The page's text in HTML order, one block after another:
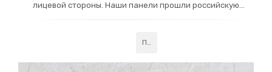
лицевой стороны. Наши панели прошли российскую
Подробнее